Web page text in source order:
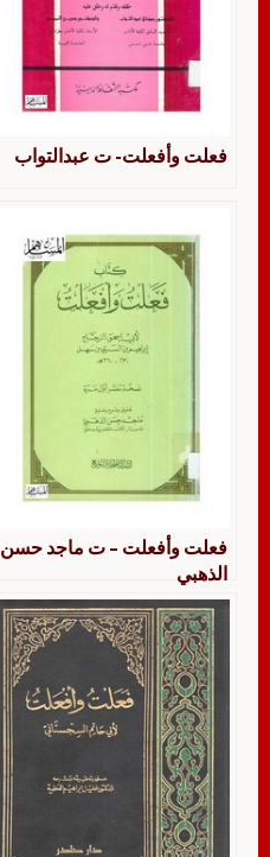
فعلت وأفعلت- ت عبدالتواب
فعلت وأفعلت – ت ماجد حسن
الذهبي